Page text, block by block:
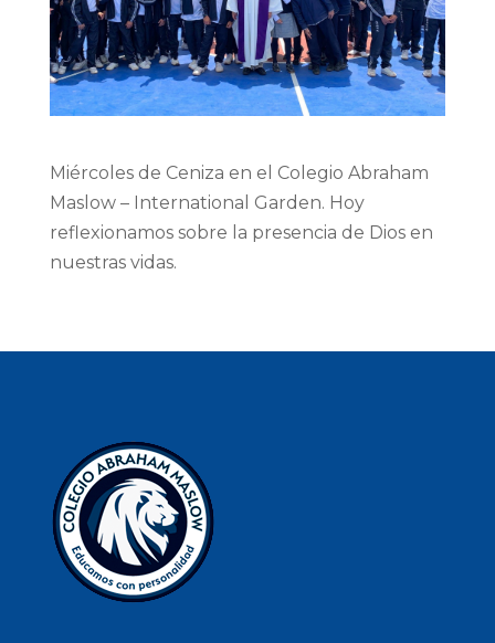
Miércoles de Ceniza en el Colegio Abraham
Maslow – International Garden. Hoy
reflexionamos sobre la presencia de Dios en
nuestras vidas.